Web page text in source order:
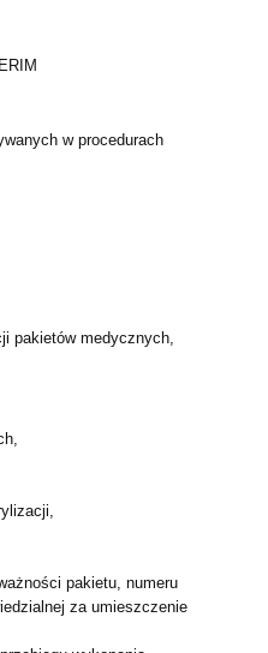
w procedurach
pakietów medycznych,
pakietu, numeru
za umieszczenie